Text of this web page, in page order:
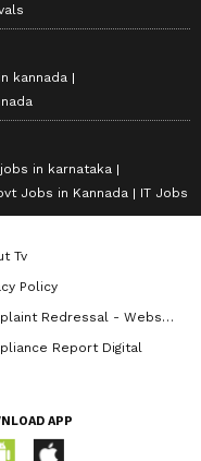
kannada
in karnataka
Jobs in Kannada IT Jobs
Tv
Policy
Redressal - Website
Report Digital
APP